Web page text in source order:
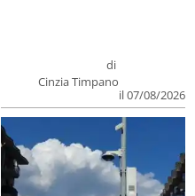
di
Cinzia Timpano
il 07/08/2026